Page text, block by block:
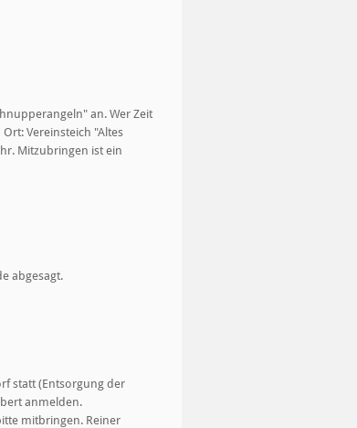
an. Wer Zeit
Vereinsteich "Altes
Mitzubringen ist ein
abgesagt.
statt (Entsorgung der
anmelden.
mitbringen. Reiner